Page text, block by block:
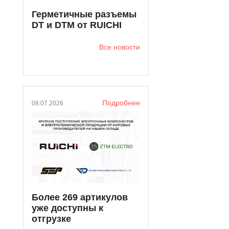
Фитинги пневматические
Герметичные разъемы
DT и DTM от RUICHI
Все новости
08.07.2026 Подробнее
Более 269 артикулов
уже доступны к
отгрузке